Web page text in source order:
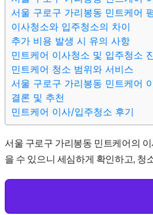
서울 구로구 가리봉동 민트케어
이사청소와 입주청소의 차이
추가 비용 발생 시 유의 사항
민트케어 이사청소 및 입주청소
민트케어 청소 범위와 서비스
서울 구로구 가리봉동 민트케어
결론 및 추천
민트케어 이사/입주청소 후기
서울 구로구 가리봉동 민트케어의
을 수 있으니 세심하게 확인하고, 청